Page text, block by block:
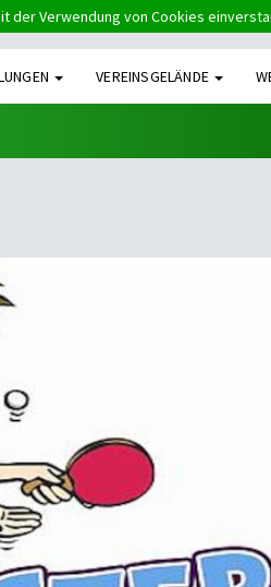
Verwendung von Cookies
VEREINSGELÄNDE